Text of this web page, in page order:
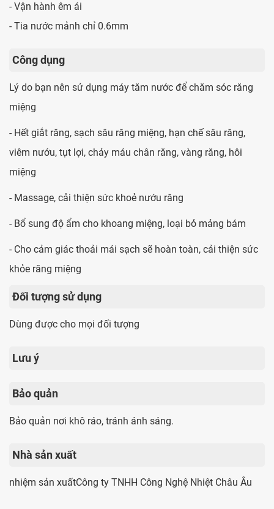
- Vận hành êm ái
- Tia nước mảnh chỉ 0.6mm
Công dụng
Lý do bạn nên sử dụng máy tăm nước để chăm sóc răng
miệng
- Hết giắt răng, sạch sâu răng miệng, hạn chế sâu răng,
viêm nướu, tụt lợi, chảy máu chân răng, vàng răng, hôi
miệng
- Massage, cải thiện sức khoẻ nướu răng
- Bổ sung độ ẩm cho khoang miệng, loại bỏ mảng bám
- Cho cảm giác thoải mái sạch sẽ hoàn toàn, cải thiện sức
khỏe răng miệng
Đối tượng sử dụng
Dùng được cho mọi đối tượng
Lưu ý
Bảo quản
Bảo quản nơi khô ráo, tránh ánh sáng.
Nhà sản xuất
nhiệm sản xuấtCông ty TNHH Công Nghệ Nhiệt Châu Âu